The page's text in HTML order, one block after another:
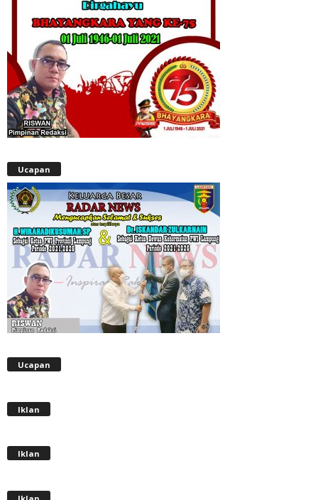
Ucapan
Ucapan
Iklan
Iklan